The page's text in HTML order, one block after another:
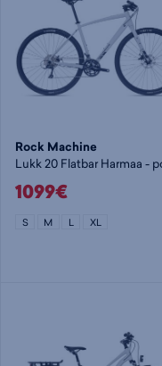
Rock Machine
1099€
S M L XL